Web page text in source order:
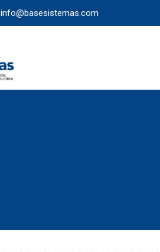
info@basesistemas.com